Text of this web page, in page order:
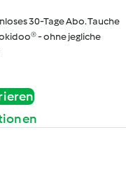
30-Tage Abo. Tauche
- ohne jegliche